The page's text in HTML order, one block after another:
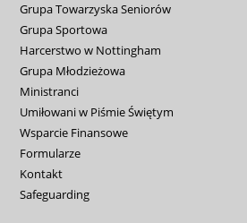
Grupa Towarzyska Seniorów
Grupa Sportowa
Harcerstwo w Nottingham
Grupa Młodzieżowa
Ministranci
Umiłowani w Piśmie Świętym
Wsparcie Finansowe
Formularze
Kontakt
Safeguarding